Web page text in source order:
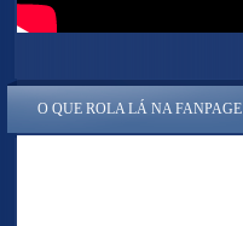
O QUE ROLA LÁ NA FANPAGE